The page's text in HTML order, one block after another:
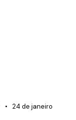
24 de janeiro